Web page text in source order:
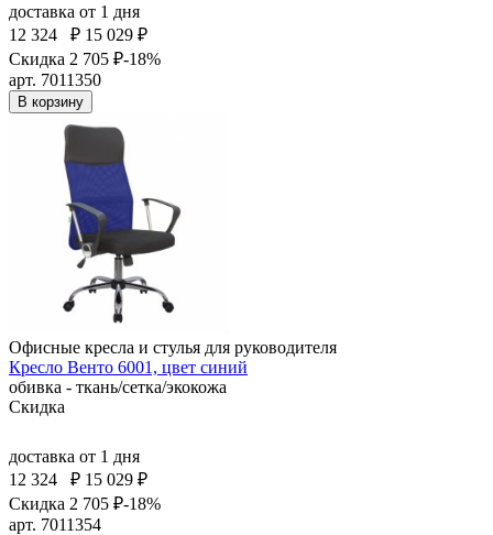
доставка от 1 дня
12 324
₽ 15 029 ₽
Скидка 2 705 ₽-18%
арт. 7011350
В корзину
Офисные кресла и стулья для руководителя
Кресло Венто 6001, цвет синий
обивка - ткань/сетка/экокожа
Скидка
доставка от 1 дня
12 324
₽ 15 029 ₽
Скидка 2 705 ₽-18%
арт. 7011354